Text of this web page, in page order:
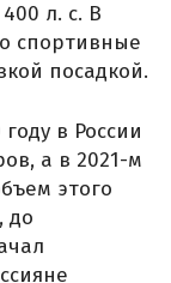
л. с. В
спортивные
посадкой.
в России
а в 2021-м
этого
до